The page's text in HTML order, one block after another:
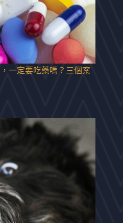
一定要吃藥嗎？三個案